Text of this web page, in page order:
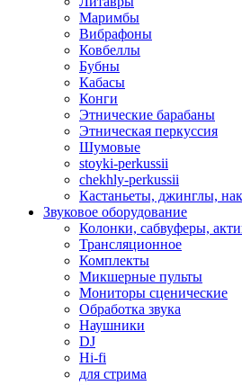
Маримбы
Вибрафоны
Ковбеллы
Бубны
Кабасы
Конги
Этнические барабаны
Этническая перкуссия
Шумовые
stoyki-perkussii
chekhly-perkussii
Кастаньеты, джинглы,
Звуковое оборудование
Колонки, сабвуферы,
Трансляционное
Комплекты
Микшерные пульты
Мониторы сценические
Обработка звука
Наушники
DJ
Hi-fi
для стрима